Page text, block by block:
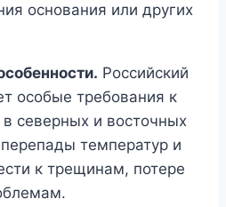
основания или других
Российский
особые требования к
северных и восточных
температур и
к трещинам, потере